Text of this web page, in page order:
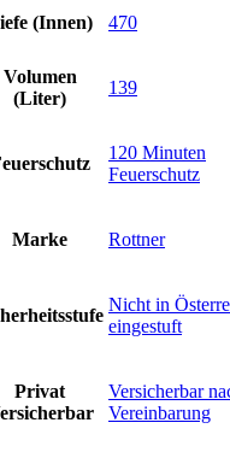
(Innen) 470
Volumen
(Liter)
139
120 Minuten
Feuerschutz
Marke Rottner
Nicht in
eingestuft
Privat
Versicherbar
Vereinbarung